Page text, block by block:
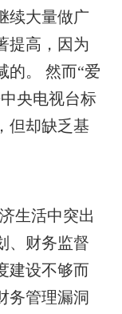
续大量做广
提高，因为
。
然而“爱
央电视台标
但却缺乏基
生活中突出
、财务监督
建设不够而
务管理漏洞